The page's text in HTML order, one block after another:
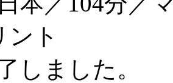
ント
しました。